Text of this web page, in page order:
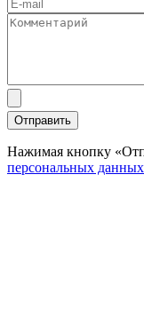
Отправить
Нажимая кнопку
персональных данных